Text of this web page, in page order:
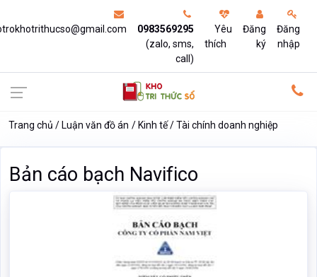
0983569295
(zalo, sms,
call)
Yêu
thích
Đăng
ký
Đăng
nhập
Trang chủ Luận văn đồ án Kinh tế Tài chính doanh nghiệp
Bản cáo bạch Navifico